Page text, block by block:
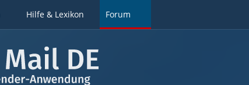
Hilfe & Lexikon Forum